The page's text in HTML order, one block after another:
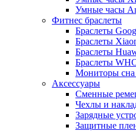
Умные часы
Фитнес браслеты
Браслеты
Браслеты
Браслеты
Браслеты
Мониторы сна
Аксессуары
Сменные
Чехлы и
Зарядные
Защитные